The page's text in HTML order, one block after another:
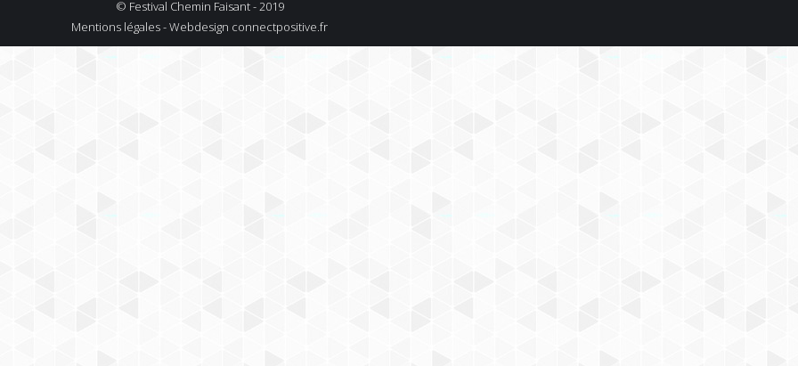
© Festival Chemin Faisant - 2019
Mentions légales - Webdesign connectpositive.fr